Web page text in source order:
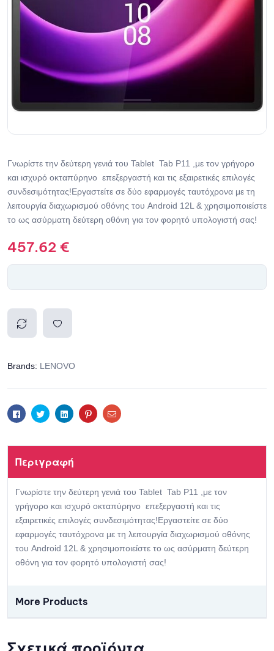
Γνωρίστε την δεύτερη γενιά του Tablet Tab P11 ,με τον γρήγορο
και ισχυρό οκταπύρηνο επεξεργαστή και τις εξαιρετικές επιλογές
συνδεσιμότητας!Εργαστείτε σε δύο εφαρμογές ταυτόχρονα με τη
λειτουργία διαχωρισμού οθόνης του Android 12L & χρησιμοποιείστε
το ως ασύρματη δεύτερη οθόνη για τον φορητό υπολογιστή σας!
457.62 €
t
Brands: LENOVO
FacebookTwitterLinkedinPinterestEmail
Περιγραφή
Γνωρίστε την δεύτερη γενιά του Tablet Tab P11 ,με τον
γρήγορο και ισχυρό οκταπύρηνο επεξεργαστή και τις
εξαιρετικές επιλογές συνδεσιμότητας!Εργαστείτε σε δύο
εφαρμογές ταυτόχρονα με τη λειτουργία διαχωρισμού οθόνης
του Android 12L & χρησιμοποιείστε το ως ασύρματη δεύτερη
οθόνη για τον φορητό υπολογιστή σας!
More Products